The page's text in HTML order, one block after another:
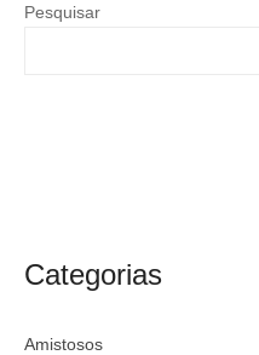
Pesquisar
argentino
Categorias
Amistosos